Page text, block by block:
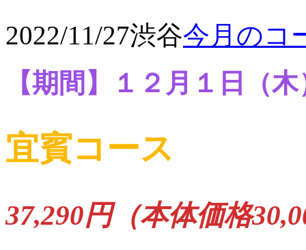
2022/11/27渋谷今月のコ
【期間】１２月１日（
宜賓コース
37,290円（本体価格